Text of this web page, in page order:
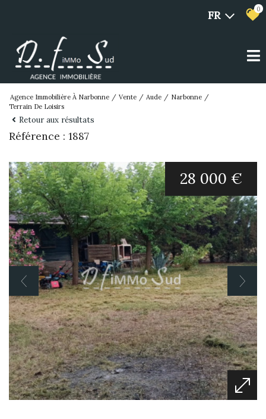
FR 0
Agence Immobilière À Narbonne Vente Aude
Narbonne
Terrain De Loisirs
Retour aux résultats
Référence : 1887
28 000 €